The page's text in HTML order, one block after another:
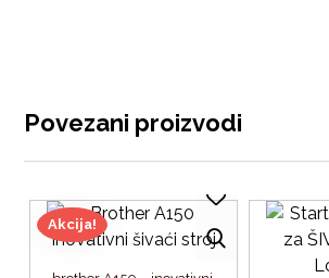
Povezani proizvodi
Akcija!